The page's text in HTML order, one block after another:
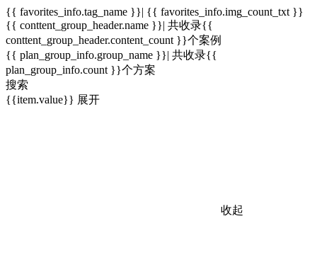
{{ favorites_info.tag_name }}| {{ favorites_info.img_count_txt }}
{{ conttent_group_header.name }}| 共收录{{
conttent_group_header.content_count }}个案例
{{ plan_group_info.group_name }}| 共收录{{
plan_group_info.count }}个方案
搜索
{{item.value}} 展开
收起